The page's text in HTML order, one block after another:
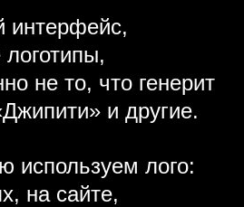
интерфейс,
не то, что генерит
и другие.
используем лого:
на сайте,